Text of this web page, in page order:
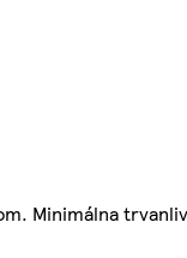
Minimálna